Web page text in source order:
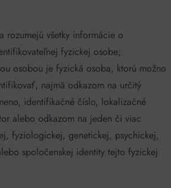
rozumejú všetky informácie o
fyzickej osobe;
osobou je fyzická osoba, ktorú možno
najmä odkazom na určitý
identifikačné číslo, lokalizačné
alebo odkazom na jeden či viac
fyziologickej, genetickej, psychickej,
spoločenskej identity tejto fyzickej